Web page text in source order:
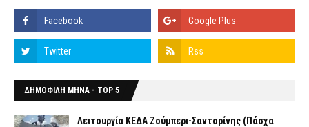
ΔΗΜΟΦΙΛΗ ΜΗΝΑ - TOP 5
Λειτουργία ΚΕΔΑ Ζούμπερι-Σαντορίνης (Πάσχα